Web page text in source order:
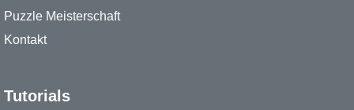
Puzzle Meisterschaft
Kontakt
Tutorials